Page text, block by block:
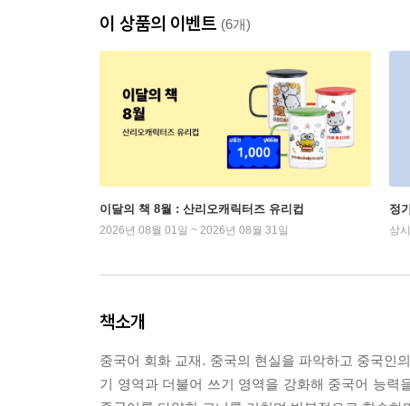
이 상품의 이벤트 (6개)
이달의 책 8월 : 산리오캐릭터즈 유리컵
2026년 08월 01일 ~ 2026년 08월 31일
정
상시
책소개
중국어 회화 교재. 중국의 현실을 파악하고 중국인
기 영역과 더불어 쓰기 영역을 강화해 중국어 능